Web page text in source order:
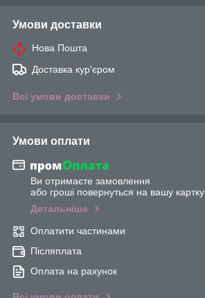
Умови доставки
Нова Пошта
Доставка кур'єром
Всі умови доставки
Умови оплати
Ви отримаєте замовлення
або гроші повернуться на вашу картку
Детальніше
Оплатити частинами
Післяплата
Оплата на рахунок